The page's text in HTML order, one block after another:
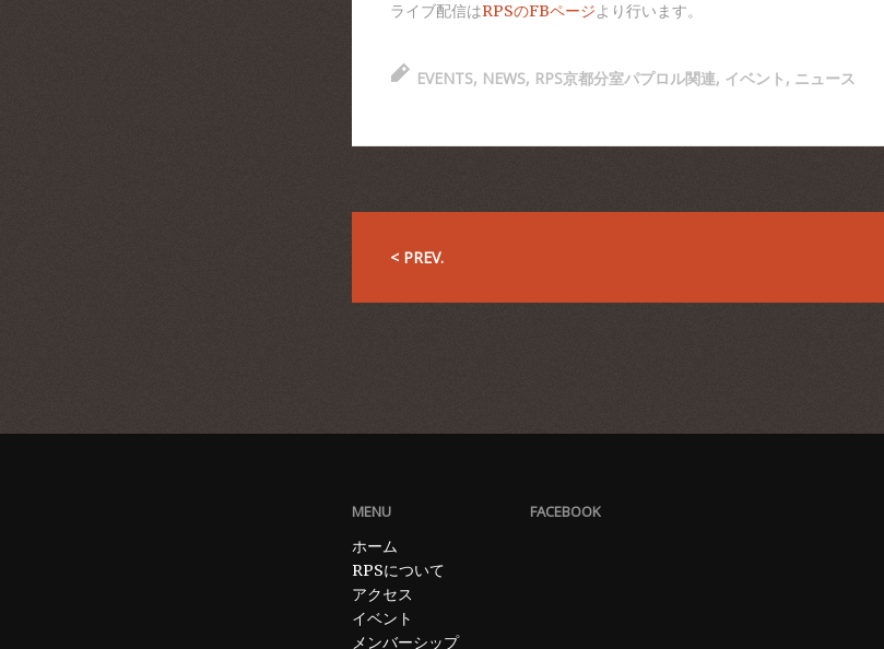
ライブ配信はRPSのFBページより行います。
EVENTS, NEWS, RPS京都分室パプロル関連, イベント , ニュース
< PREV.
MENU
ホーム
RPSについて
アクセス
イベント
メンバーシップ
FACEBOOK